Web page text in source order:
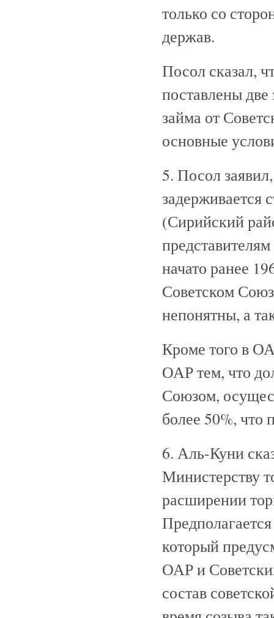
только со
держав.
Посол сказал,
поставлены
займа от
основные
5. Посол
задерживается
(Сирийский
начато ранее
Советском
непонятны, а
Кроме того в
ОАР тем, что
Союзом,
более 50%,
6. Аль-Куни
Министерству
расширении
который
ОАР и
состав